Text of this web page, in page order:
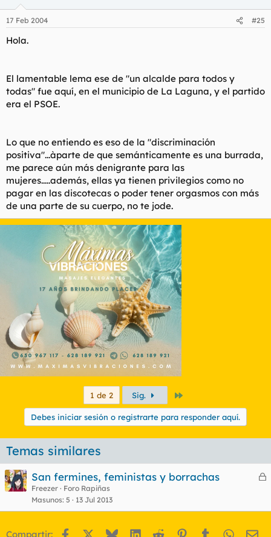
el feminazismo es buena semilla para la estupidez, y han
podido comprobar en este mismo hilo el fruto que se recoge.
Machismo y feminazismo son posturas arcaicas, mas en vista
del auge y la influencia del feministerío en nuestra sociedad,
estandarte será la imagen de nuestras féminas sartén en ristre.
Y a ver si terminamos de una pinche vez con tanto sinsentido.
Y tanta gilipollez.
EL SÁTIRO CHINGÓN
17 Feb 2004 #25
Hola.
El lamentable lema ese de "un alcalde para todos y
todas" fue aquí, en el municipio de La Laguna, y el partido
era el PSOE.
Lo que no entiendo es eso de la "discriminación
positiva"...àparte de que semánticamente es una burrada,
me parece aún más denigrante para las
mujeres.....además, ellas ya tienen privilegios como no
pagar en las discotecas o poder tener orgasmos con más
de una parte de su cuerpo, no te jode.
1 de 2 Sig.
Debes iniciar sesión o registrarte para responder aquí.
Temas similares
C
r
San fermines, feministas y borrachas
Freezer
Foro Rapiñas
Masunos 5 13 Jul 2013
Compartir: Facebook BlueskyLinkedIn
Reddit Pinterest
Tumblr